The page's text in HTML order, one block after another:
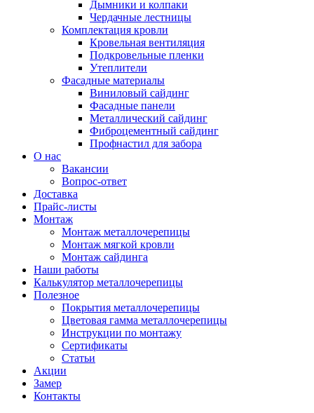
Дымники и колпаки
Чердачные лестницы
Комплектация кровли
Кровельная вентиляция
Подкровельные пленки
Утеплители
Фасадные материалы
Виниловый сайдинг
Фасадные панели
Металлический сайдинг
Фиброцементный сайдинг
Профнастил для забора
О нас
Вакансии
Вопрос-ответ
Доставка
Прайс-листы
Монтаж
Монтаж металлочерепицы
Монтаж мягкой кровли
Монтаж сайдинга
Наши работы
Калькулятор металлочерепицы
Полезное
Покрытия металлочерепицы
Цветовая гамма металлочерепицы
Инструкции по монтажу
Сертификаты
Статьи
Акции
Замер
Контакты